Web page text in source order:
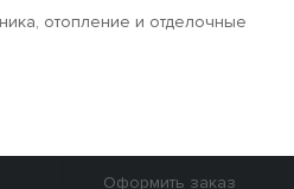
Оформить заказ
отопление и отделочные